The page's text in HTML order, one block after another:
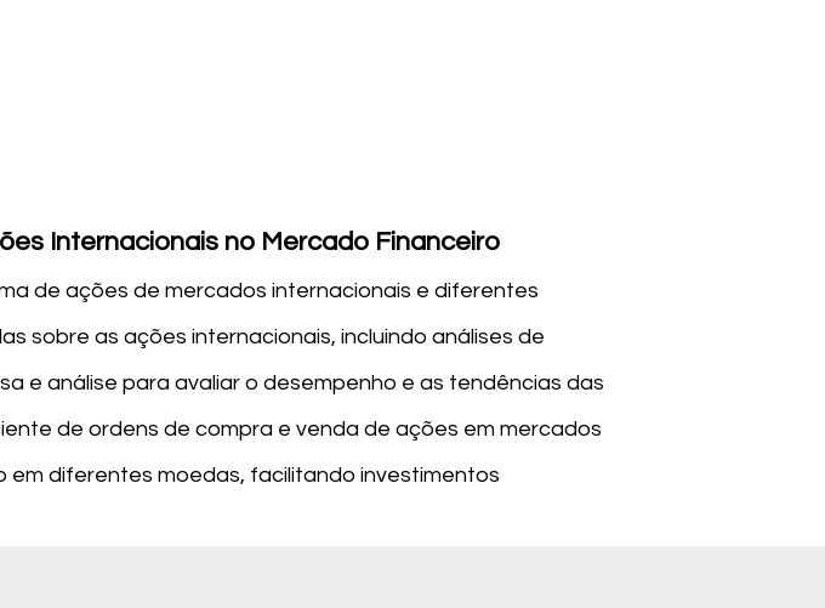
Internacionais no Mercado Financeiro
de ações de mercados internacionais e diferentes
sobre as ações internacionais, incluindo análises de
e análise para avaliar o desempenho e as tendências das
de ordens de compra e venda de ações em mercados
diferentes moedas, facilitando investimentos